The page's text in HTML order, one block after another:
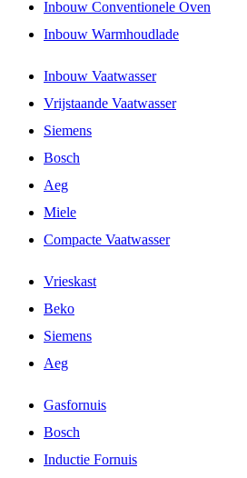
Inbouw Conventionele Oven
Inbouw Warmhoudlade
Inbouw Vaatwasser
Vrijstaande Vaatwasser
Siemens
Bosch
Aeg
Miele
Compacte Vaatwasser
Vrieskast
Beko
Siemens
Aeg
Gasfornuis
Bosch
Inductie Fornuis